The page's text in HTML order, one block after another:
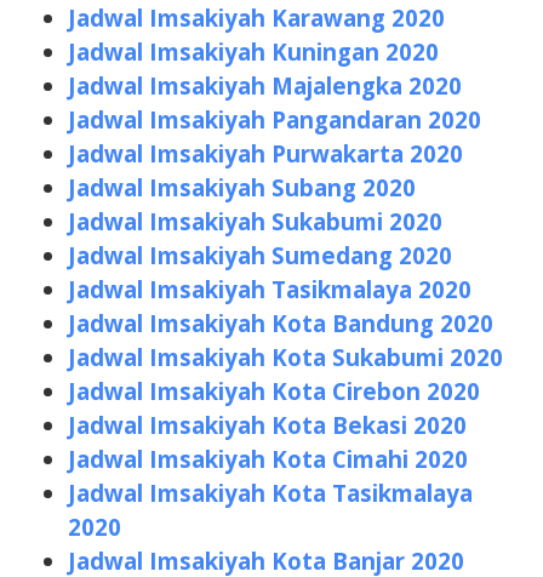
Jadwal Imsakiyah Karawang 2020
Jadwal Imsakiyah Kuningan 2020
Jadwal Imsakiyah Majalengka 2020
Jadwal Imsakiyah Pangandaran 2020
Jadwal Imsakiyah Purwakarta 2020
Jadwal Imsakiyah Subang 2020
Jadwal Imsakiyah Sukabumi 2020
Jadwal Imsakiyah Sumedang 2020
Jadwal Imsakiyah Tasikmalaya 2020
Jadwal Imsakiyah Kota Bandung 2020
Jadwal Imsakiyah Kota Sukabumi 2020
Jadwal Imsakiyah Kota Cirebon 2020
Jadwal Imsakiyah Kota Bekasi 2020
Jadwal Imsakiyah Kota Cimahi 2020
Jadwal Imsakiyah Kota Tasikmalaya
2020
Jadwal Imsakiyah Kota Banjar 2020